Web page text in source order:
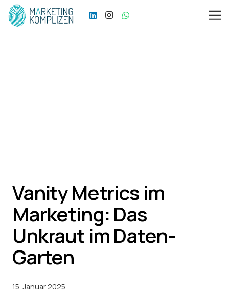
Vanity Metrics im
Marketing: Das
Unkraut im Daten-
Garten
15. Januar 2025